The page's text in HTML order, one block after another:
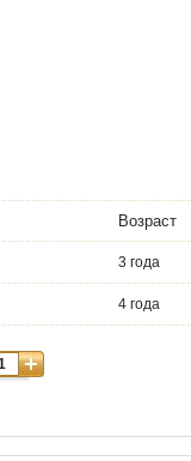
Возраст
3 года
4 года